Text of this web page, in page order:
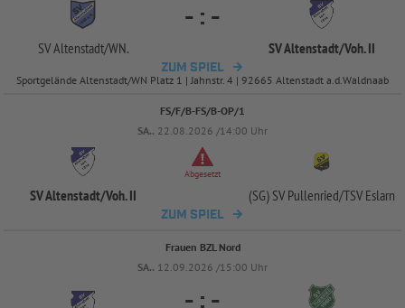
SV Altenstadt/WN.
- : -
SV Altenstadt/Voh. II
ZUM SPIEL
Sportgelände Altenstadt/WN Platz 1 | Jahnstr. 4 | 92665 Altenstadt a.d.Waldnaab
FS/F/B-FS/B-OP/1
SA.. 22.08.2026 /14:00 Uhr
SV Altenstadt/Voh. II
Abgesetzt
(SG) SV Pullenried/TSV Eslarn
ZUM SPIEL
Frauen BZL Nord
SA.. 12.09.2026 /15:00 Uhr
- : -